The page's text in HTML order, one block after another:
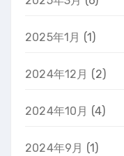
2025年1月 (1)
2024年12月 (2)
2024年10月 (4)
2024年9月 (1)